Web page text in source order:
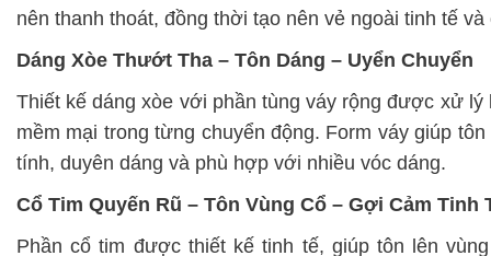
nên thanh thoát, đồng thời tạo nên vẻ ngoài tinh tế và
Dáng Xòe Thướt Tha – Tôn Dáng – Uyển Chuyển
Thiết kế dáng xòe với phần tùng váy rộng được xử
mềm mại trong từng chuyển động. Form váy giúp
tính, duyên dáng và phù hợp với nhiều vóc dáng.
Cổ Tim Quyến Rũ – Tôn Vùng Cổ – Gợi Cảm Tinh
Phần cổ tim được thiết kế tinh tế, giúp tôn lên